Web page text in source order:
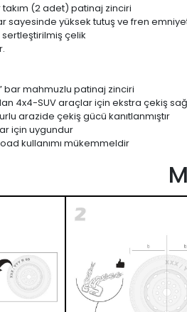
(2 adet) patinaj zinciri
sayesinde yüksek tutuş ve fren
sertleştirilmiş çelik
bar mahmuzlu patinaj zinciri
4x4-SUV araçlar için ekstra çekiş
arazide çekiş gücü kanıtlanmıştır
için uygundur
kullanımı mükemmeldir